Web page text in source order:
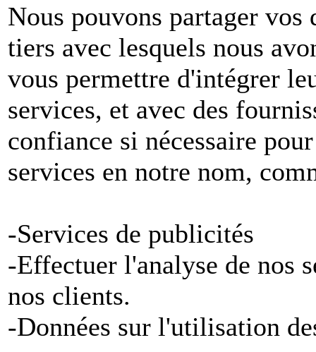
Nous pouvons partager vos
tiers avec lesquels nous
vous permettre d'intégrer
services, et avec des
confiance si nécessaire
services en notre nom,
-Services de publicités
-Effectuer l'analyse de nos
nos clients.
-Données sur l'utilisation